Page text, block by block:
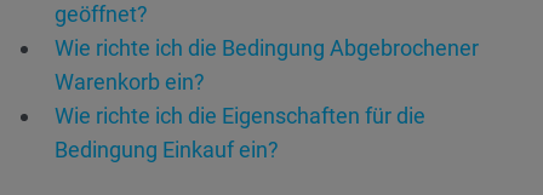
geöffnet?
Wie richte ich die Bedingung Abgebrochener
Warenkorb ein?
Wie richte ich die Eigenschaften für die
Bedingung Einkauf ein?